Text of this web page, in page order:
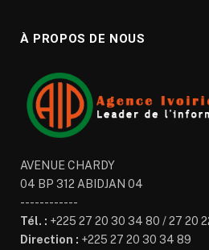
À PROPOS DE NOUS
AVENUE CHARDY
04 BP 312 ABIDJAN 04
------------
Tél. : +225 27 20 30 34 80 / 27 20
Direction : +225 27 20 30 34 89